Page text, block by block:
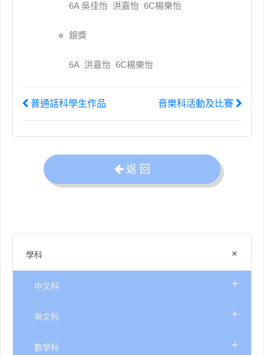
學科 +
中文科 +
英文科 +
數學科 +
6A 吳佳怡 洪嘉怡 6C楊樂怡
銀獎
6A 洪嘉怡 6C楊樂怡
普通話科學生作品 音樂科活動及比賽
返 回